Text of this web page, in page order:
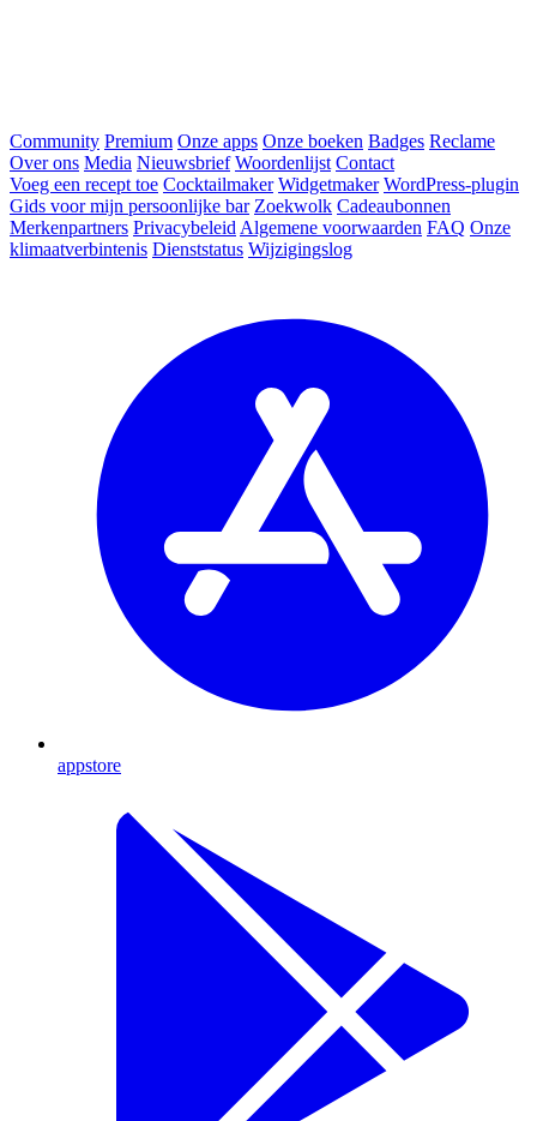
Community Premium Onze apps Onze boeken Badges Reclame
Over ons Media Nieuwsbrief Woordenlijst Contact
Voeg een recept toe Cocktailmaker Widgetmaker WordPress-plugin
Gids voor mijn persoonlijke bar Zoekwolk Cadeaubonnen
Merkenpartners Privacybeleid Algemene voorwaarden FAQ Onze
klimaatverbintenis Dienststatus Wijzigingslog
appstore